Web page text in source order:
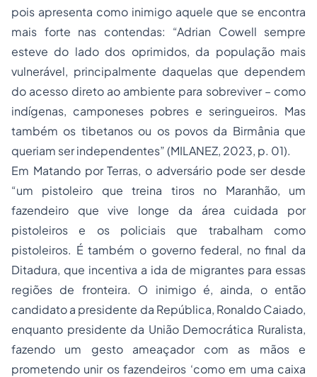
pois apresenta como inimigo aquele que se encontra
mais forte nas contendas: “Adrian Cowell sempre
esteve do lado dos oprimidos, da população mais
vulnerável, principalmente daquelas que dependem
do acesso direto ao ambiente para sobreviver – como
indígenas, camponeses pobres e seringueiros. Mas
também os tibetanos ou os povos da Birmânia que
queriam ser independentes” (MILANEZ, 2023, p. 01).
Em Matando por Terras, o adversário pode ser desde
“um pistoleiro que treina tiros no Maranhão, um
fazendeiro que vive longe da área cuidada por
pistoleiros e os policiais que trabalham como
pistoleiros. É também o governo federal, no final da
Ditadura, que incentiva a ida de migrantes para essas
regiões de fronteira. O inimigo é, ainda, o então
candidato a presidente da República, Ronaldo Caiado,
enquanto presidente da União Democrática Ruralista,
fazendo um gesto ameaçador com as mãos e
prometendo unir os fazendeiros ‘como em uma caixa